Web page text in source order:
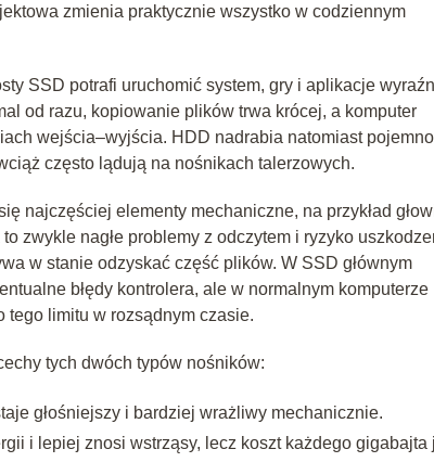
zmienia praktycznie wszystko w codziennym
SSD potrafi uruchomić system, gry i aplikacje
od razu, kopiowanie plików trwa krócej, a komputer
wejścia–wyjścia. HDD nadrabia natomiast
często lądują na nośnikach talerzowych.
najczęściej elementy mechaniczne, na przykład
zwykle nagłe problemy z odczytem i ryzyko
w stanie odzyskać część plików. W SSD głównym
błędy kontrolera, ale w normalnym komputerze
tego limitu w rozsądnym czasie.
tych dwóch typów nośników:
głośniejszy i bardziej wrażliwy mechanicznie.
i lepiej znosi wstrząsy, lecz koszt każdego gigabajta